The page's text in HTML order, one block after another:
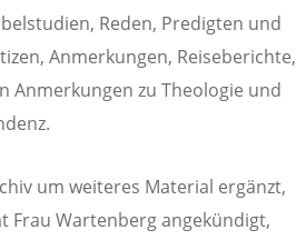
Reden, Predigten und
Anmerkungen, Reiseberichte,
Anmerkungen zu Theologie und
um weiteres Material ergänzt,
Frau Wartenberg angekündigt,